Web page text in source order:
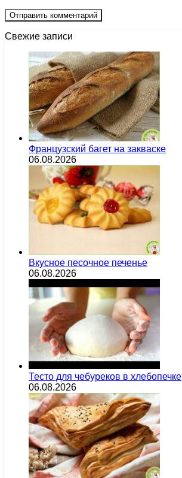
Свежие записи
Французский багет на закваске
06.08.2026
Вкусное песочное печенье
06.08.2026
Тесто для чебуреков в хлебопечке
06.08.2026